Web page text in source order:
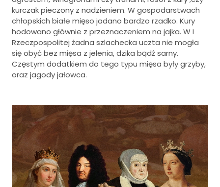
kurczak pieczony z nadzieniem. W gospodarstwach
chłopskich białe mięso jadano bardzo rzadko. Kury
hodowano głównie z przeznaczeniem na jajka. W I
Rzeczpospolitej żadna szlachecka uczta nie mogła
się obyć bez mięsa z jelenia, dzika bądź sarny.
Częstym dodatkiem do tego typu mięsa były grzyby,
oraz jagody jałowca.